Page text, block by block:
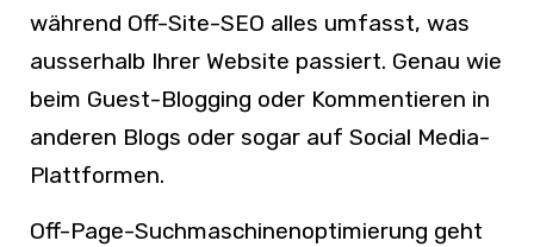
während Off-Site-SEO alles umfasst, was
ausserhalb Ihrer Website passiert. Genau wie
beim Guest-Blogging oder Kommentieren in
anderen Blogs oder sogar auf Social Media-
Plattformen.
Off-Page-Suchmaschinenoptimierung geht